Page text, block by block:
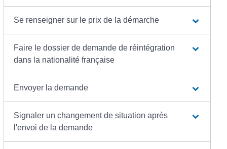
Se renseigner sur le prix de la démarche
Faire le dossier de demande de réintégration
dans la nationalité française
Envoyer la demande
Signaler un changement de situation après
l'envoi de la demande